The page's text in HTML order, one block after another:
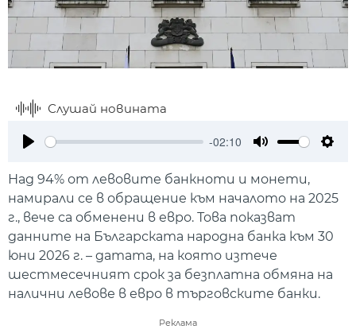
Слушай новината
-02:10
Над 94% от левовите банкноти и монети,
намирали се в обращение към началото на 2025
г., вече са обменени в евро. Това показват
данните на Българската народна банка към 30
юни 2026 г. – датата, на която изтече
шестмесечният срок за безплатна обмяна на
налични левове в евро в търговските банки.
Реклама